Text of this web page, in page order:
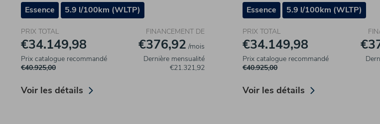
Essence 5.9 l/100km (WLTP)
PRIX TOTAL
€34.149,98
Prix catalogue recommandé
€40.925,00
FINANCEMENT DE
€376,92 /mois
Dernière mensualité
€21.321,92
Voir les détails
Essence 5.9 l/100km (WLTP)
PRIX TOTAL
€34.149,98
Prix catalogue recommandé
€40.925,00
Voir les détails